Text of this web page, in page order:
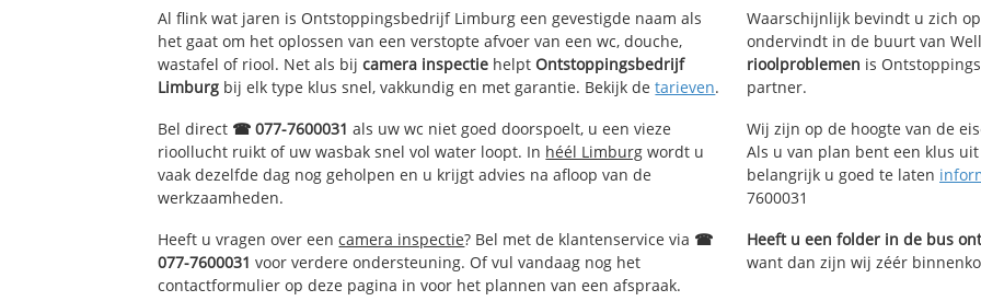
Al flink wat jaren is Ontstoppingsbedrijf Limburg een gevestigde naam als
het gaat om het oplossen van een verstopte afvoer van een wc, douche,
wastafel of riool. Net als bijcamera inspectie helptOntstoppingsbedrijf
Limburg bij elk type klus snel, vakkundig en met garantie. Bekijk detarieven.
Bel direct ☎ 077-7600031 als uw wc niet goed doorspoelt, u een vieze
rioollucht ruikt of uw wasbak snel vol water loopt. In héél Limburg wordt u
vaak dezelfde dag nog geholpen en u krijgt advies na afloop van de
werkzaamheden.
Heeft u vragen over eencamera inspectie? Bel met de klantenservice via ☎
077-7600031 voor verdere ondersteuning. Of vul vandaag nog het
contactformulier op deze pagina in voor het plannen van een afspraak.
Waarschijnlijk bevindt u zich
ondervindt in de buurt van
rioolproblemen is
partner.
Wij zijn op de hoogte van de
Als u van plan bent een klus
belangrijk u goed te laten
7600031
Heeft u een folder in de bus
want dan zijn wij zéér